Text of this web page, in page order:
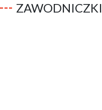
ZAWODNICZKI